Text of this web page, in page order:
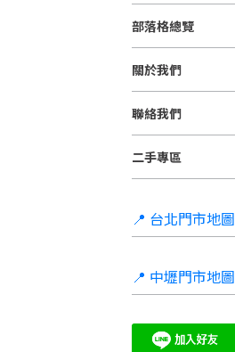
部落格總覽
關於我們
聯絡我們
二手專區
📍 台北門市地圖
📍 中壢門市地圖